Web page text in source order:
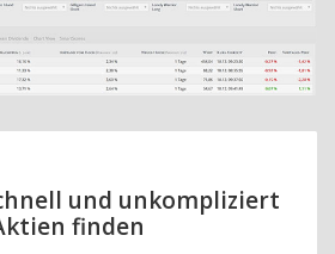
und unkompliziert
finden